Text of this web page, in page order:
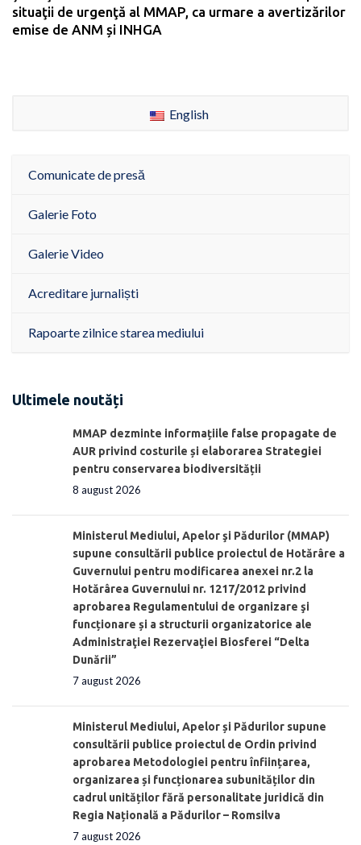
situaţii de urgenţă al MMAP, ca urmare a avertizărilor
emise de ANM și INHGA
English
Comunicate de presă
Galerie Foto
Galerie Video
Acreditare jurnaliști
Rapoarte zilnice starea mediului
Ultimele noutăți
MMAP dezminte informațiile false propagate de
AUR privind costurile și elaborarea Strategiei
pentru conservarea biodiversității
8 august 2026
Ministerul Mediului, Apelor şi Pădurilor (MMAP)
supune consultării publice proiectul de Hotărâre a
Guvernului pentru modificarea anexei nr.2 la
Hotărârea Guvernului nr. 1217/2012 privind
aprobarea Regulamentului de organizare şi
funcționare și a structurii organizatorice ale
Administraţiei Rezervaţiei Biosferei “Delta
Dunării”
7 august 2026
Ministerul Mediului, Apelor și Pădurilor supune
consultării publice proiectul de Ordin privind
aprobarea Metodologiei pentru înființarea,
organizarea și funcționarea subunităților din
cadrul unităților fără personalitate juridică din
Regia Națională a Pădurilor – Romsilva
7 august 2026